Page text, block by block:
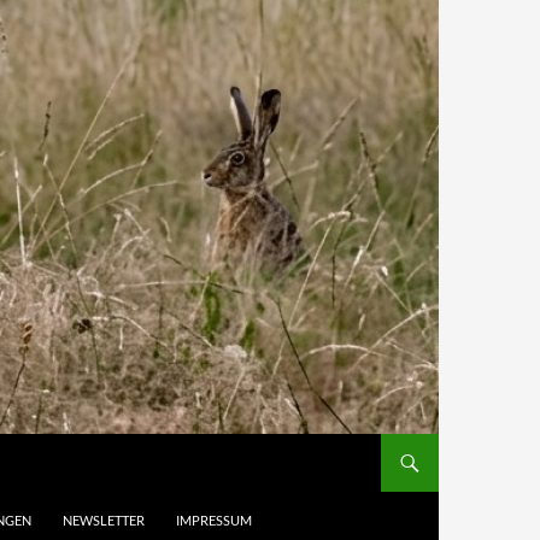
NEWSLETTER IMPRESSUM